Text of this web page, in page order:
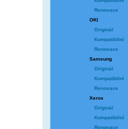
Renovace
OKI
Originál
Kompatibilní
Renovace
Samsung
Originál
Kompatibilní
Renovace
Xerox
Originál
Kompatibilní
Renovace